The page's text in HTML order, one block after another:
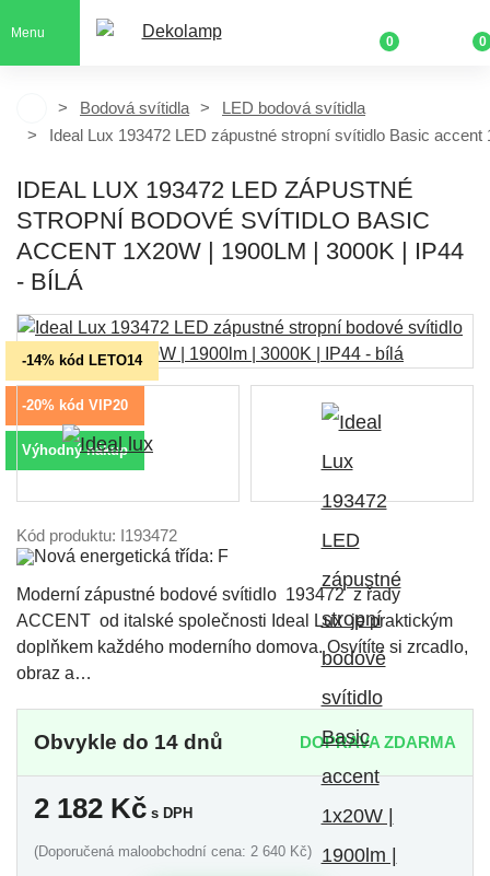
Menu
0 0
Bodová svítidla
LED bodová svítidla
Ideal Lux 193472 LED zápustné stropní svítidlo Basic accent
IDEAL LUX 193472 LED ZÁPUSTNÉ
STROPNÍ BODOVÉ SVÍTIDLO BASIC
ACCENT 1X20W | 1900LM | 3000K | IP44
- BÍLÁ
-14% kód LETO14
-20% kód VIP20
Výhodný nákup
Kód produktu: I193472
Moderní zápustné bodové svítidlo 193472 z řady
ACCENT od italské společnosti Ideal Lux je praktickým
doplňkem každého moderního domova. Osvítíte si zrcadlo,
obraz a…
Obvykle do 14 dnů DOPRAVA ZDARMA
2 182 Kč s DPH
(Doporučená maloobchodní cena: 2 640 Kč)